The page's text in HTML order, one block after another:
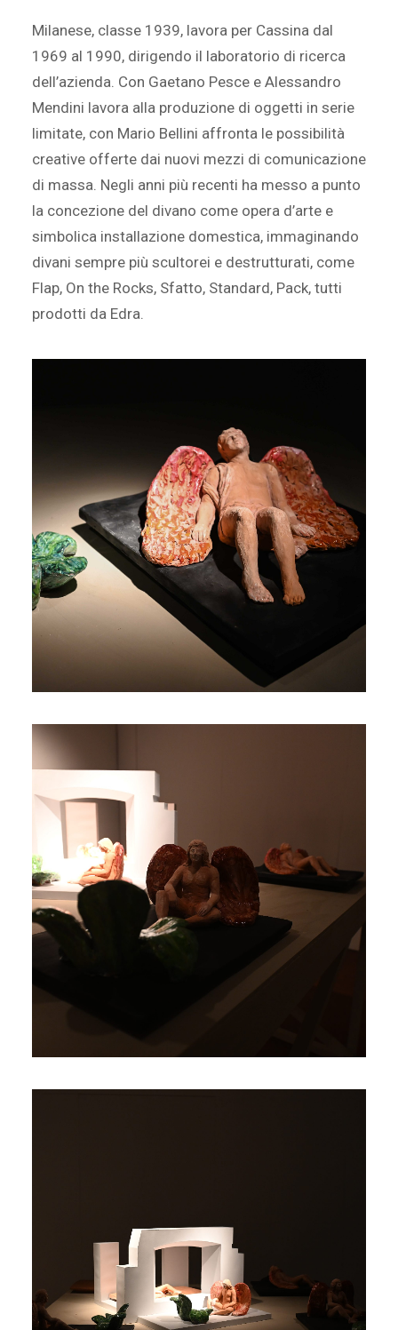
Milanese, classe 1939, lavora per Cassina dal
1969 al 1990, dirigendo il laboratorio di ricerca
dell’azienda. Con Gaetano Pesce e Alessandro
Mendini lavora alla produzione di oggetti in serie
limitate, con Mario Bellini affronta le possibilità
creative offerte dai nuovi mezzi di comunicazione
di massa. Negli anni più recenti ha messo a punto
la concezione del divano come opera d’arte e
simbolica installazione domestica, immaginando
divani sempre più scultorei e destrutturati, come
Flap, On the Rocks, Sfatto, Standard, Pack, tutti
prodotti da Edra.